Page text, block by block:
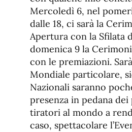
Mercoledì 6, nel
dalle 18, ci sarà la
Apertura con la Sfilata
domenica 9 la
con le premiazioni.
Mondiale particolare,
Nazionali saranno
presenza in pedana
tiratori al mondo a
caso, spettacolare